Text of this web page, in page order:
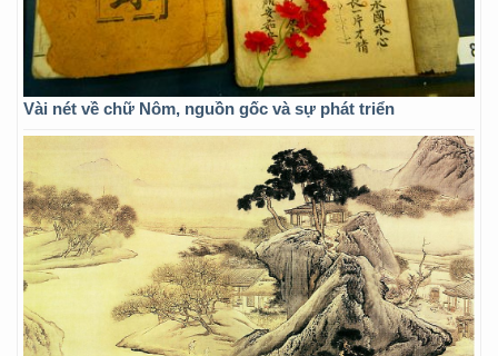
Vài nét về chữ Nôm, nguồn gốc và sự phát triển